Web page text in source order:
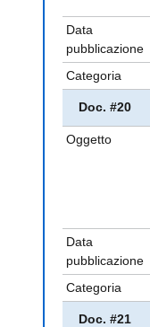
Data
pubblicazione
Categoria
Doc. #20
Oggetto
Data
pubblicazione
Categoria
Doc. #21